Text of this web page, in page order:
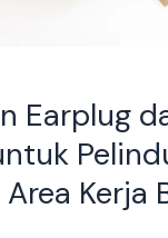
Earplug
Kerja